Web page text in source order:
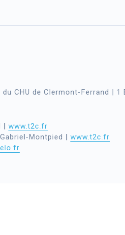
CHU de Clermont-Ferrand | 1
| www.t2c.fr
Montpied | www.t2c.fr